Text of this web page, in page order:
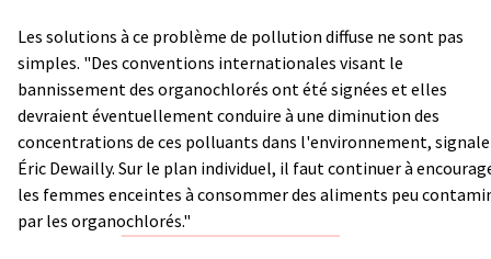
Les solutions à ce problème de pollution diffuse ne sont pas
simples. "Des conventions internationales visant le
bannissement des organochlorés ont été signées et elles
devraient éventuellement conduire à une diminution des
concentrations de ces polluants dans l'environnement, signale
Éric Dewailly. Sur le plan individuel, il faut continuer à
les femmes enceintes à consommer des aliments peu
par les organochlorés."